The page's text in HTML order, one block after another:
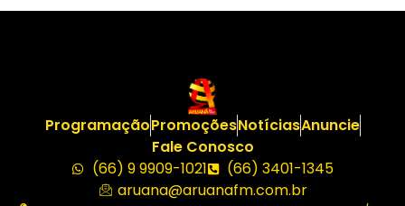
ProgramaçãoPromoçõesNotíciasAnuncie
Fale Conosco
(66) 9 9909-1021
(66) 3401-1345
aruana@aruanafm.com.br